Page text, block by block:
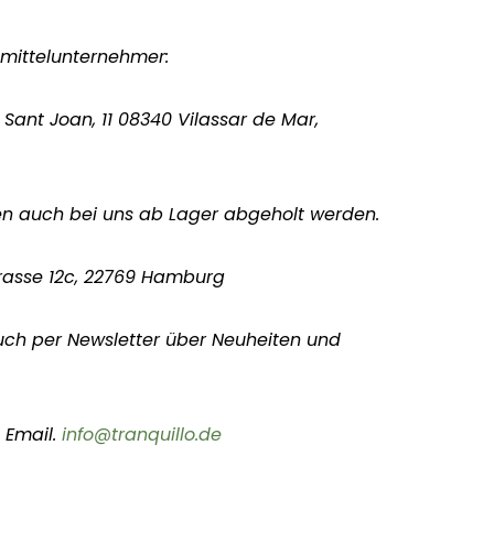
Joan, 11 08340 Vilassar de Mar,
auch bei uns ab Lager abgeholt werden.
12c, 22769 Hamburg
per Newsletter über Neuheiten und
info@tranquillo.de